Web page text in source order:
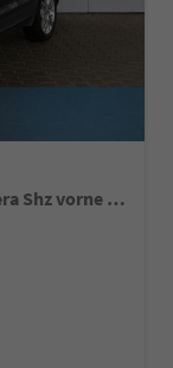
Life 1.0 TSI DSG / Matrix-LED ACC Kamera Shz vorne Apple Carplay Alu 17'' Winterreifen